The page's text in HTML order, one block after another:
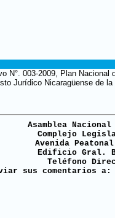
N°. 003-2009, Plan
Jurídico Nicaragüense de
Asamblea
Complejo
Avenida
Edificio Gral.
Teléfono
sus comentarios